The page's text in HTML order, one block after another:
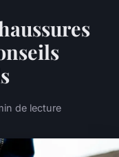
de lecture